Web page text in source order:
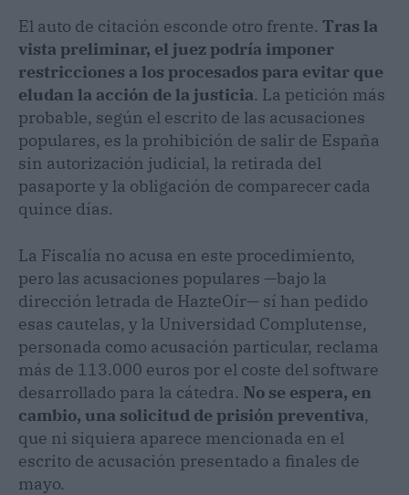
El auto de citación esconde otro frente. Tras la
vista preliminar, el juez podría imponer
restricciones a los procesados para evitar que
eludan la acción de la justicia. La petición más
probable, según el escrito de las acusaciones
populares, es la prohibición de salir de España
sin autorización judicial, la retirada del
pasaporte y la obligación de comparecer cada
quince días.
La Fiscalía no acusa en este procedimiento,
pero las acusaciones populares —bajo la
dirección letrada de HazteOír— sí han pedido
esas cautelas, y la Universidad Complutense,
personada como acusación particular, reclama
más de 113.000 euros por el coste del software
desarrollado para la cátedra. No se espera, en
cambio, una solicitud de prisión preventiva,
que ni siquiera aparece mencionada en el
escrito de acusación presentado a finales de
mayo.